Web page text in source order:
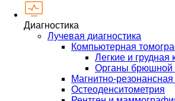
Диагностика
Лучевая диагностика
Компьютерная
Легкие и грудная
Органы брюшной
Магнитно-
Остеоденситометрия